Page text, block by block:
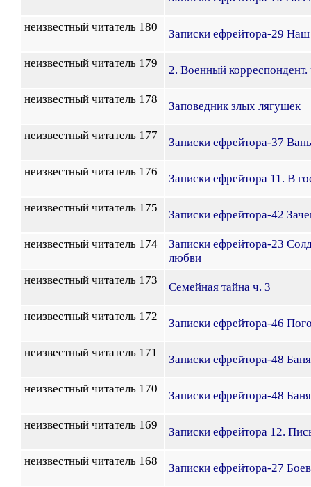
неизвестный читатель 180
Записки ефрейтора-29
неизвестный читатель 179
2. Военный корреспондент.
неизвестный читатель 178
Заповедник злых лягушек
неизвестный читатель 177
Записки ефрейтора-37
неизвестный читатель 176
Записки ефрейтора 11. В
неизвестный читатель 175
Записки ефрейтора-42
неизвестный читатель 174
Записки ефрейтора-23
любви
неизвестный читатель 173
Семейная тайна ч. 3
неизвестный читатель 172
Записки ефрейтора-46
неизвестный читатель 171
Записки ефрейтора-48 Баня
неизвестный читатель 170
Записки ефрейтора-48 Баня
неизвестный читатель 169
Записки ефрейтора 12.
неизвестный читатель 168
Записки ефрейтора-27